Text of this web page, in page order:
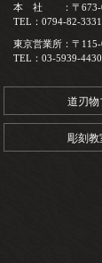
本 社 ：〒673-
TEL：0794-82-
東京営業所：〒
TEL：03-5939-
道刃物
彫刻教